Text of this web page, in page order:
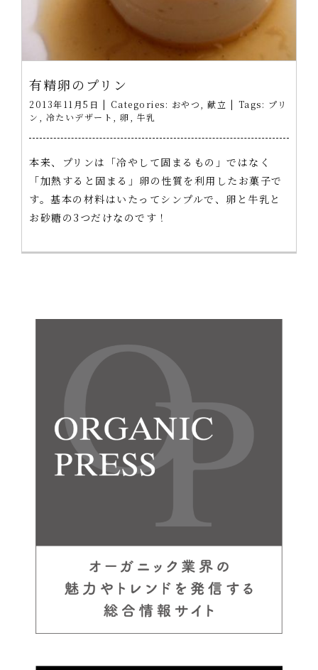
有精卵のプリン
2013年11月5日 | Categories: おやつ 献立 | Tags: プリ
ン
冷たいデザート 卵 牛乳
本来、プリンは「冷やして固まるもの」ではなく
「加熱すると固まる」卵の性質を利用したお菓子で
す。基本の材料はいたってシンプルで、卵と牛乳と
お砂糖の3つだけなのです！